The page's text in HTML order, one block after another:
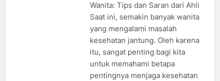
Wanita: Tips dan Saran dari Ahli
Saat ini, semakin banyak wanita
yang mengalami masalah
kesehatan jantung. Oleh karena
itu, sangat penting bagi kita
untuk memahami betapa
pentingnya menjaga kesehatan